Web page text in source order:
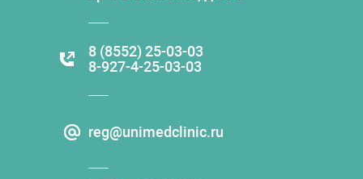
8 (8552) 25-03-03
8-927-4-25-03-03
reg@unimedclinic.ru